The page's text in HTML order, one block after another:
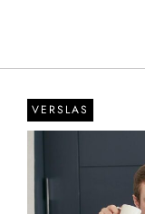
VERSLAS